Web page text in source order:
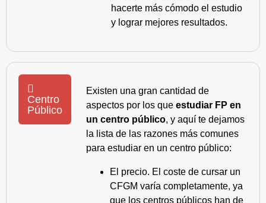
hacerte más cómodo el estudio
y lograr mejores resultados.
Centro
Público
Existen una gran cantidad de
aspectos por los que estudiar FP en
un centro público, y aquí te dejamos
la lista de las razones más comunes
para estudiar en un centro público:
El precio. El coste de cursar un
CFGM varía completamente, ya
que los centros públicos han de